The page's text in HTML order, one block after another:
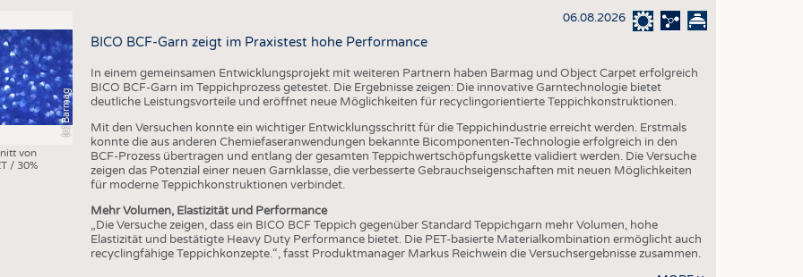
NACHHALTIGKEIT
KREISLAUFWIRTSCHAFT
TECHNISCHE TEXTILIEN
SMART TEXTILES
MEDIZIN
BEKLEIDUNG
TESTS
(c) Barmag
von
/ 30%
06.08.2026
BICO BCF-Garn zeigt im Praxistest hohe Performance
In einem gemeinsamen Entwicklungsprojekt mit weiteren Partnern haben Barmag und Object Carpet erfolgreich
BICO BCF-Garn im Teppichprozess getestet. Die Ergebnisse zeigen: Die innovative Garntechnologie bietet
deutliche Leistungsvorteile und eröffnet neue Möglichkeiten für recyclingorientierte Teppichkonstruktionen.
Mit den Versuchen konnte ein wichtiger Entwicklungsschritt für die Teppichindustrie erreicht werden. Erstmals
konnte die aus anderen Chemiefaseranwendungen bekannte Bicomponenten-Technologie erfolgreich in den
BCF-Prozess übertragen und entlang der gesamten Teppichwertschöpfungskette validiert werden. Die Versuche
zeigen das Potenzial einer neuen Garnklasse, die verbesserte Gebrauchseigenschaften mit neuen Möglichkeiten
für moderne Teppichkonstruktionen verbindet.
Mehr Volumen, Elastizität und Performance
„Die Versuche zeigen, dass ein BICO BCF Teppich gegenüber Standard Teppichgarn mehr Volumen, hohe
Elastizität und bestätigte Heavy Duty Performance bietet. Die PET-basierte Materialkombination ermöglicht auch
recyclingfähige Teppichkonzepte.“, fasst Produktmanager Markus Reichwein die Versuchsergebnisse zusammen.